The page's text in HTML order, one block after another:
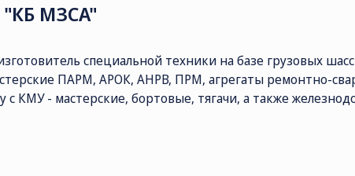
МЗСА"
специальной техники на базе грузовых
ПАРМ, АРОК, АНРВ, ПРМ, агрегаты ремонтно-
с КМУ - мастерские, бортовые, тягачи, а также